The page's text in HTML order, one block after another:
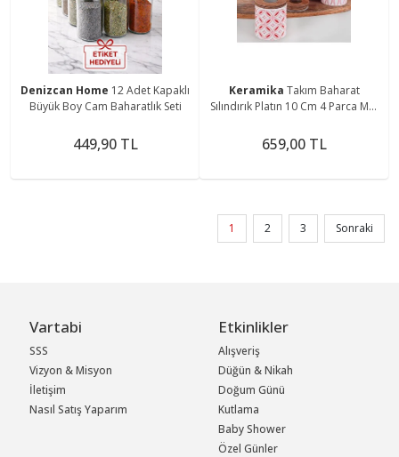
Denizcan Home 12 Adet Kapaklı
Büyük Boy Cam Baharatlık Seti
449,90 TL
Keramika Takım Baharat
Sılındırık Platın 10 Cm 4 Parca Mat
659,00 TL
1 2 3 Sonraki
Vartabi
SSS
Vizyon & Misyon
İletişim
Nasıl Satış Yaparım
Etkinlikler
Alışveriş
Düğün & Nikah
Doğum Günü
Kutlama
Baby Shower
Özel Günler